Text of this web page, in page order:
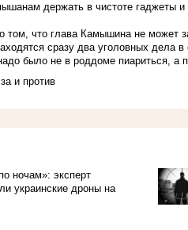
держать в чистоте гаджеты
том, что глава Камышина не может
сразу два уголовных дела
было не в роддоме пиариться, а
и против
ночам»: эксперт
украинские дроны на